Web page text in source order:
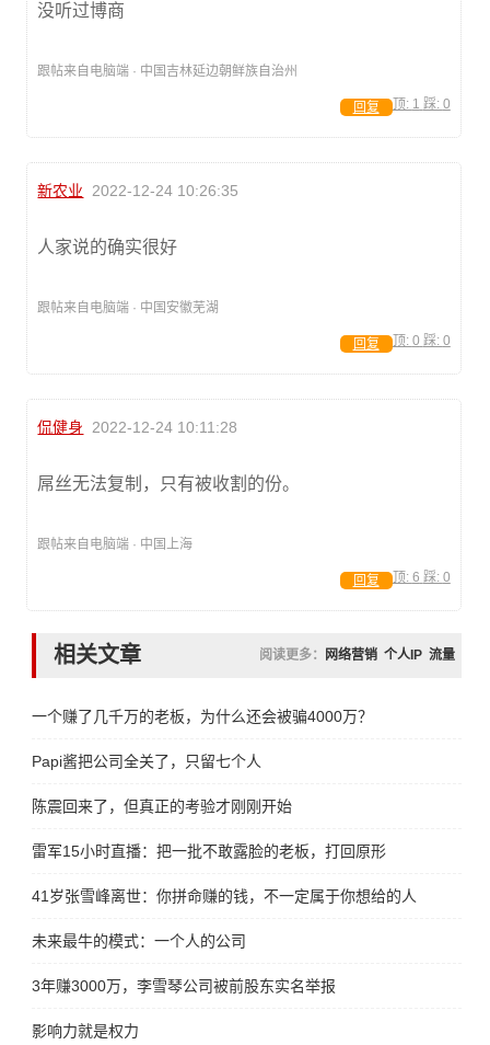
没听过博商
跟帖来自电脑端 · 中国吉林延边朝鲜族自治州
顶: 1 踩: 0
回复
新农业 2022-12-24 10:26:35
人家说的确实很好
跟帖来自电脑端 · 中国安徽芜湖
顶: 0 踩: 0
回复
侃健身 2022-12-24 10:11:28
屌丝无法复制，只有被收割的份。
跟帖来自电脑端 · 中国上海
顶: 6 踩: 0
回复
相关文章 阅读更多： 网络营销 个人IP 流量
一个赚了几千万的老板，为什么还会被骗4000万？
Papi酱把公司全关了，只留七个人
陈震回来了，但真正的考验才刚刚开始
雷军15小时直播：把一批不敢露脸的老板，打回原形
41岁张雪峰离世：你拼命赚的钱，不一定属于你想给的人
未来最牛的模式：一个人的公司
3年赚3000万，李雪琴公司被前股东实名举报
影响力就是权力